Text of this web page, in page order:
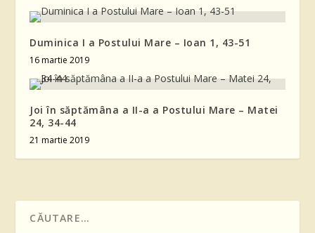
Duminica I a Postului Mare – Ioan 1, 43-51
16 martie 2019
Joi în săptămâna a II-a a Postului Mare – Matei
24, 34-44
21 martie 2019